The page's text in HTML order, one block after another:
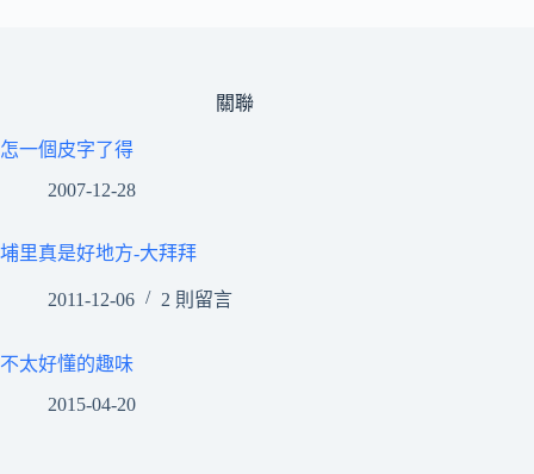
關聯
怎一個皮字了得
2007-12-28
埔里真是好地方-大拜拜
2011-12-06 2 則留言
不太好懂的趣味
2015-04-20